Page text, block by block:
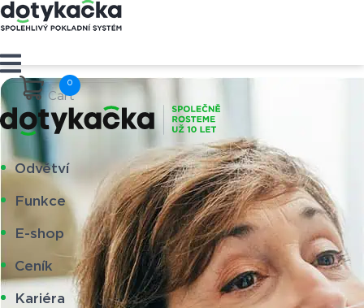
Cart
Odvětví
Funkce
E-shop
Ceník
Kariéra